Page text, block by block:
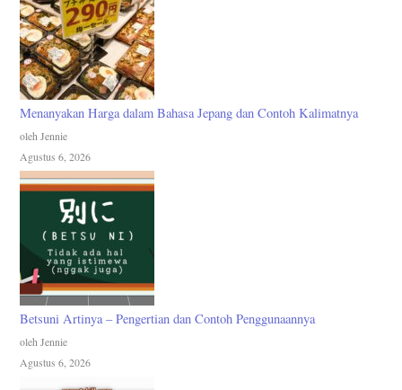
Menanyakan Harga dalam Bahasa Jepang dan Contoh Kalimatnya
oleh Jennie
Agustus 6, 2026
Betsuni Artinya – Pengertian dan Contoh Penggunaannya
oleh Jennie
Agustus 6, 2026